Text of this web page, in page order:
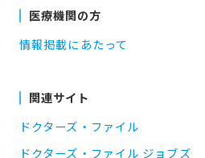
医療機関の方
情報掲載にあたって
関連サイト
ドクターズ・ファイル
ドクターズ・ファイル ジョブズ